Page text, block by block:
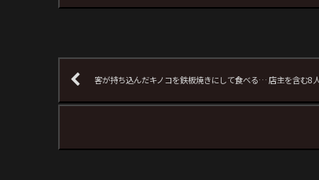
客が持ち込んだキノコを鉄板焼きにして食べる… 店主を含む8